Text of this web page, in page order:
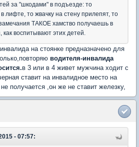
за "шкодами" в подъезде: то
лифте, то жвачку на стену прилепят, то
ТАКОЕ хамство получаешь в
как воспитывают этих детей.
на стоянке предназначено для
водителя-инвалида
в 3 или в 4 живет мужчина ходит с
ставит на инвалидное место на
получается ,он же не ставит железку,
- 07:57: